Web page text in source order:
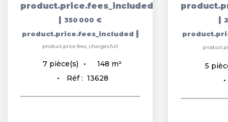
product.price.fees_included
| 350 000 €
product.price.fees_included |
product.price.fees_charges.full
7 pièce(s) 148 m²
Réf : 13628
|
5